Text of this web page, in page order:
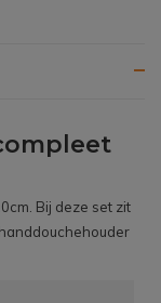
Bij deze set zit